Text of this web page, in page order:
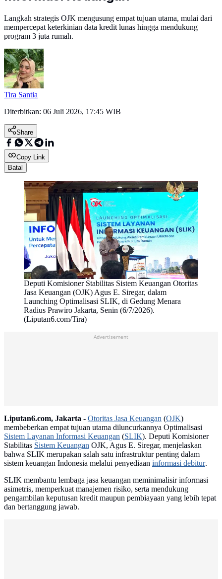
Langkah strategis OJK mengusung empat tujuan utama, mulai dari
mempercepat keterkinian data kredit lunas hingga mendukung
program 3 juta rumah.
Tira Santia
Diterbitkan: 06 Juli 2026, 17:45 WIB
Share
Copy Link
Batal
Deputi Komisioner Stabilitas Sistem Keuangan Otoritas
Jasa Keuangan (OJK) Agus E. Siregar, dalam
Launching Optimalisasi SLIK, di Gedung Menara
Radius Prawiro Jakarta, Senin (6/7/2026).
(Liputan6.com/Tira)
Advertisement
Liputan6.com, Jakarta - Otoritas Jasa Keuangan (OJK)
membeberkan empat tujuan utama diluncurkannya Optimalisasi
Sistem Layanan Informasi Keuangan (SLIK). Deputi Komisioner
Stabilitas Sistem Keuangan OJK, Agus E. Siregar, menjelaskan
bahwa SLIK merupakan salah satu infrastruktur penting dalam
sistem keuangan Indonesia melalui penyediaan informasi debitur.
SLIK membantu lembaga jasa keuangan meminimalisir informasi
asimetris, memperkuat manajemen risiko, serta mendukung
pengambilan keputusan kredit maupun pembiayaan yang lebih tepat
dan bertanggung jawab.